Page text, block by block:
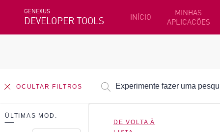
GENEXUS
DEVELOPER TOOLS INÍCIO
MINHAS
APLICACÕES